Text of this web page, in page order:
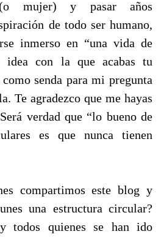
(o mujer) y pasar años
de todo ser humano,
inmerso en “una vida de
idea con la que acabas tu
senda para mi pregunta
Te agradezco que me hayas
verdad que “lo bueno de
es que nunca tienen
compartimos este blog y
una estructura circular?
todos quienes se han ido